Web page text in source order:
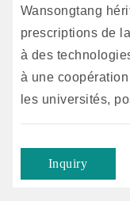
Wansongtang
prescriptions de
à des
à une
les universités,
d'invention
également mis
Inquiry